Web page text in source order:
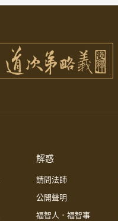
解惑
請問法師
公開聲明
福智人．福智事